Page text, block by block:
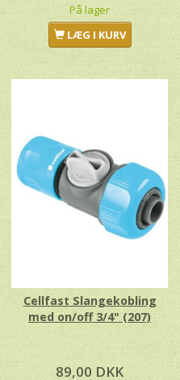
På lager
LÆG I KURV
Cellfast Slangekobling
med on/off 3/4" (207)
89,00 DKK